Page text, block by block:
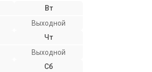
Вт
Выходной
Чт
Выходной
Сб